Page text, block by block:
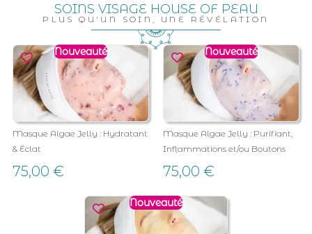
SOINS VISAGE HOUSE OF PEAU
PLUS QU'UN SOIN, UNE RÉVÉLATION
Nouveauté
Masque Algae Jelly : Hydratant
& Éclat
75,00 €
Nouveauté
Masque Algae Jelly : Purifiant,
Inflammations et/ou Boutons
75,00 €
Nouveauté